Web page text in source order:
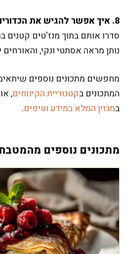
8. איך אפשר להגיש את הכדורים באירוע מיוחד?
סדרו אותם בתוך מנז'טים קטנים
נותן מראה אסתטי ונקי,
מחפשים מתכונים נוספים
המתכונים בקטגוריית הקינוחים,
במגזין המלא במידע וטיפים.
מתכונים נוספים